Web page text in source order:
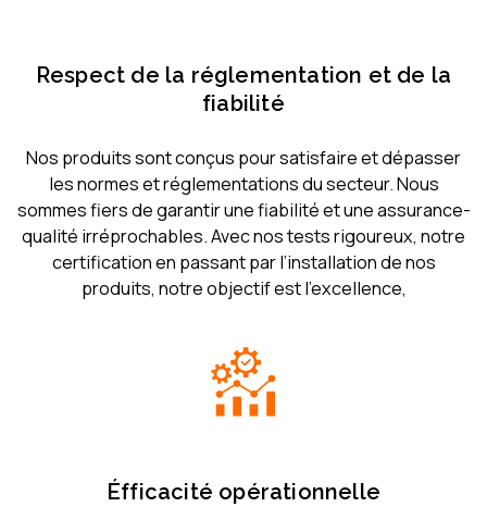
Respect de la réglementation et de la
fiabilité
Nos produits sont conçus pour satisfaire et dépasser
les normes et réglementations du secteur. Nous
sommes fiers de garantir une fiabilité et une assurance-
qualité irréprochables. Avec nos tests rigoureux, notre
certification en passant par l’installation de nos
produits, notre objectif est l’excellence,
Éfficacité opérationnelle